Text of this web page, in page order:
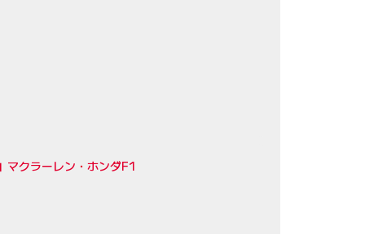
マクラーレン・ホンダF1